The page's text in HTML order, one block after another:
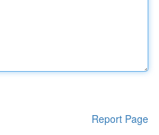
Report Page